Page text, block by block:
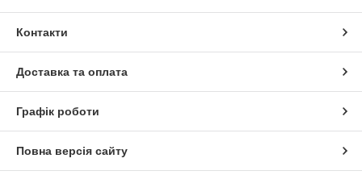
Контакти
Доставка та оплата
Графік роботи
Повна версія сайту